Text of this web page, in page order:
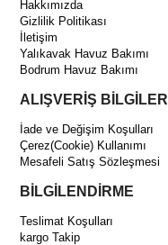
Hakkımızda
Gizlilik Politikası
İletişim
Yalıkavak Havuz Bakımı
Bodrum Havuz Bakımı
ALIŞVERİŞ BİLGİLERİ
İade ve Değişim Koşulları
Çerez(Cookie) Kullanımı
Mesafeli Satış Sözleşmesi
BİLGİLENDİRME
Teslimat Koşulları
kargo Takip